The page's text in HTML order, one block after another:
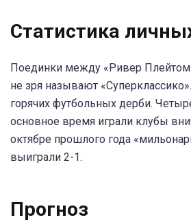
Статистика
Поединки между «Ривер
не зря называют
горячих футбольных дерби.
основное время играли клубы
октябре прошлого года
выиграли 2-1.
Прогноз